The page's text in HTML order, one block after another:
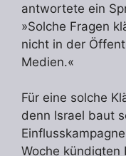
antwortete ein
»Solche Fragen
nicht in der
Medien.«
Für eine solche
denn Israel baut
Woche kündigten